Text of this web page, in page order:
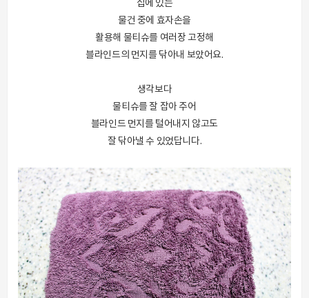
집에 있는
물건 중에 효자손을
활용해 물티슈를 여러장 고정해
블라인드의 먼지를 닦아내 보았어요.
생각보다
물티슈를 잘 잡아 주어
블라인드 먼지를 털어내지 않고도
잘 닦아낼 수 있었답니다.